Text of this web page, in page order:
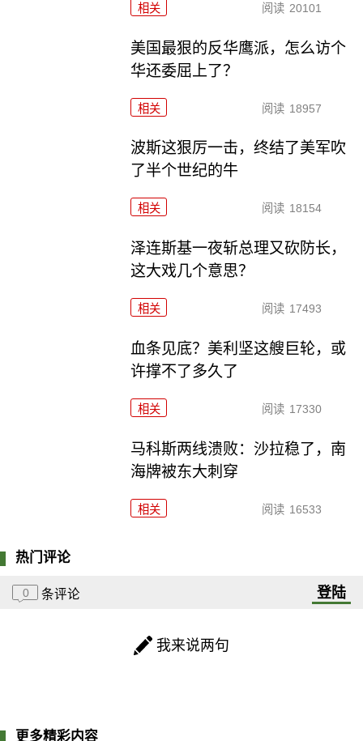
相关 阅读 20101
美国最狠的反华鹰派，怎么访个
华还委屈上了？
相关 阅读 18957
波斯这狠厉一击，终结了美军吹
了半个世纪的牛
相关 阅读 18154
泽连斯基一夜斩总理又砍防长，
这大戏几个意思？
相关 阅读 17493
血条见底？美利坚这艘巨轮，或
许撑不了多久了
相关 阅读 17330
马科斯两线溃败：沙拉稳了，南
海牌被东大刺穿
相关 阅读 16533
热门评论
0 条评论 登陆
我来说两句
更多精彩内容